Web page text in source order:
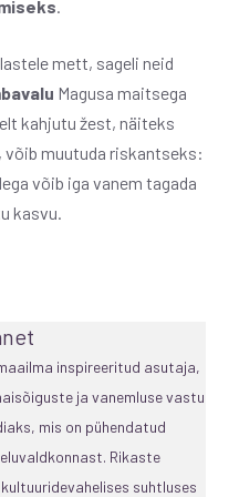
mett, sageli neid
Magusa maitsega
kahjutu žest, näiteks
muutuda riskantseks:
võib iga vanem tagada
kasvu.
inspireeritud asutaja,
ja vanemluse vastu
mis on pühendatud
Rikaste
suhtluses